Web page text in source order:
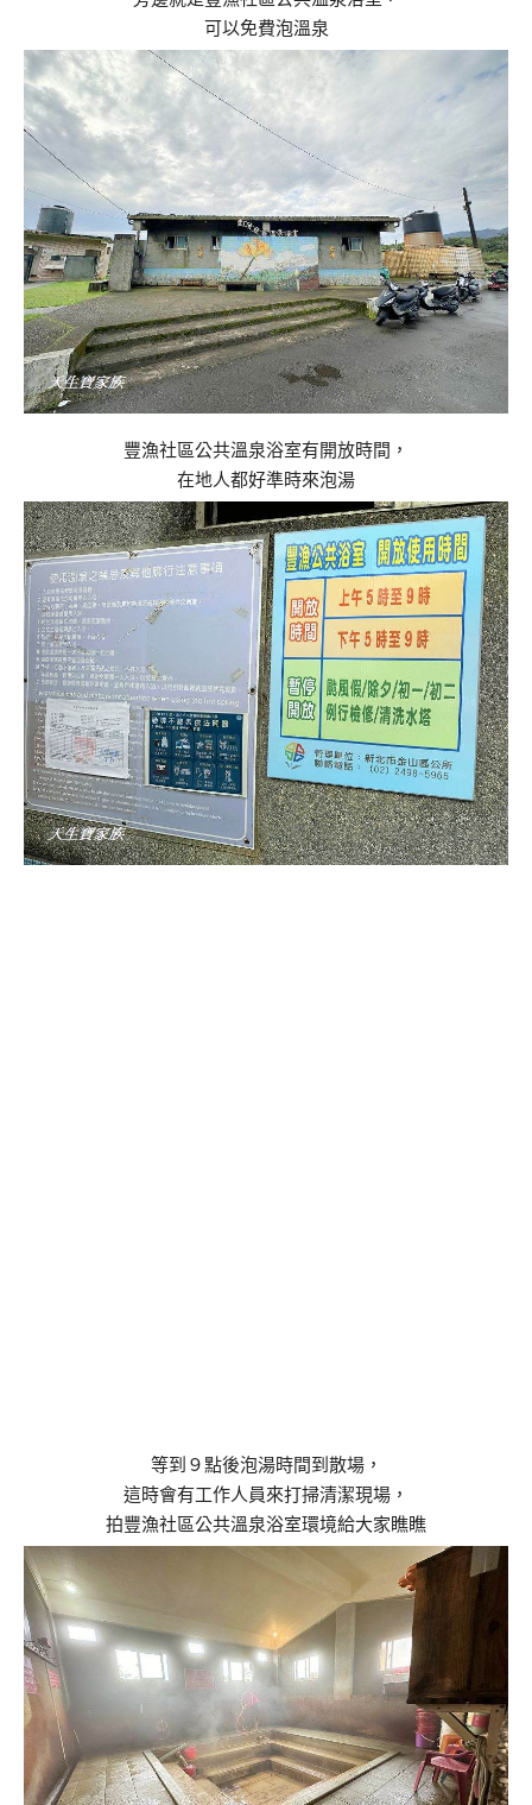
可以免費泡溫泉
豐漁社區公共溫泉浴室有開放時間，
在地人都好準時來泡湯
等到９點後泡湯時間到散場，
這時會有工作人員來打掃清潔現場，
拍豐漁社區公共溫泉浴室環境給大家瞧瞧